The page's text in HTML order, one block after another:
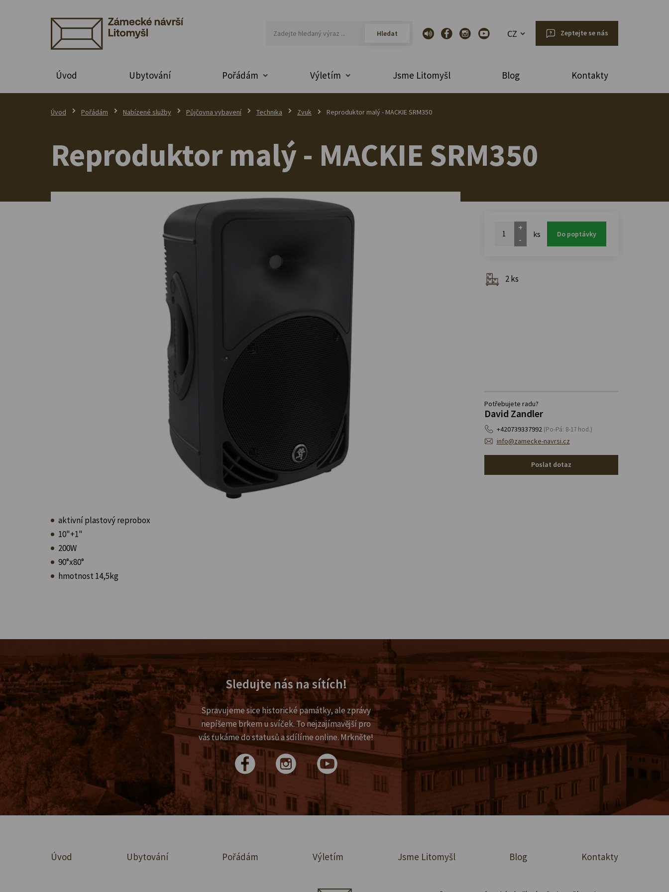
CZ Zeptejte se nás
Úvod Ubytování Pořádám Výletím Jsme Litomyšl Blog Kontakty
Úvod Pořádám Nabízené služby Půjčovna vybavení Technika Zvuk Reproduktor malý - MACKIE SRM350
Reproduktor malý - MACKIE SRM350
aktivní plastový reprobox
10"+1"
200W
90°x80°
hmotnost 14,5kg
+
-
ks Do poptávky
2 ks
Potřebujete radu?
David Zandler
+420739337992 (Po-Pá: 8-17 hod.)
info@zamecke-navrsi.cz
Poslat dotaz
Sledujte nás na sítích!
Spravujeme sice historické památky, ale zprávy
nepíšeme brkem u svíček. To nejzajímavější pro
vás ťukáme do statusů a sdílíme online. Mrkněte!
Úvod Ubytování Pořádám Výletím Jsme Litomyšl Blog Kontakty